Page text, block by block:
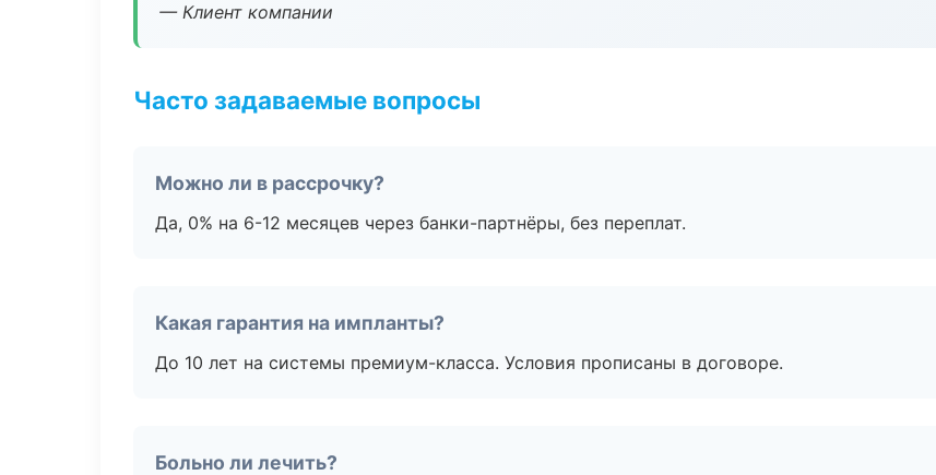
— Клиент компании
Часто задаваемые вопросы
Можно ли в рассрочку?
Да, 0% на 6-12 месяцев через банки-партнёры, без переплат.
Какая гарантия на импланты?
До 10 лет на системы премиум-класса. Условия прописаны в договоре.
Больно ли лечить?